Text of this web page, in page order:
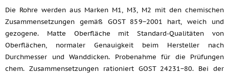
Die Rohre werden aus Marken M1, M3, M2 mit den chemischen
Zusammensetzungen gemäß GOST 859−2001 hart, weich und
gezogene. Matte Oberfläche mit Standard-Qualitäten von
Oberflächen, normaler Genauigkeit beim Hersteller nach
Durchmesser und Wanddicken. Probenahme für die Prüfungen
chem. Zusammensetzungen rationiert GOST 24231−80. Bei der